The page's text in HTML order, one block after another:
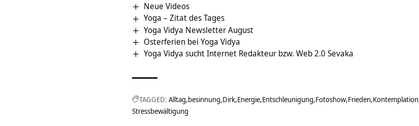
Neue Videos
Yoga – Zitat des Tages
Yoga Vidya Newsletter August
Osterferien bei Yoga Vidya
Yoga Vidya sucht Internet Redakteur bzw. Web 2.0 Sevaka
TAGGED: Alltag besinnung Dirk Energie Entschleunigung Fotoshow Frieden Kontemplation
Stressbewältigung